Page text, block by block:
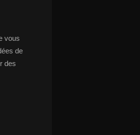
vous
de
des